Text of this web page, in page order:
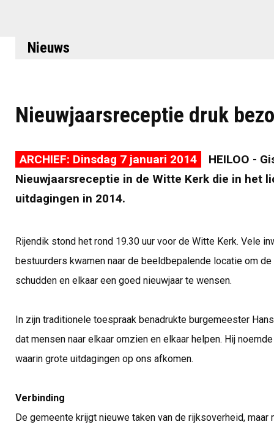
Nieuws
Nieuwjaarsreceptie druk
ARCHIEF: Dinsdag 7 januari 2014
HEILOO -
Nieuwjaarsreceptie in de Witte Kerk die in het
uitdagingen in 2014.
Rijendik stond het rond 19.30 uur voor de Witte Kerk. Vele
bestuurders kwamen naar de beeldbepalende locatie om
schudden en elkaar een goed nieuwjaar te wensen.
In zijn traditionele toespraak benadrukte burgemeester
dat mensen naar elkaar omzien en elkaar helpen. Hij
waarin grote uitdagingen op ons afkomen.
Verbinding
De gemeente krijgt nieuwe taken van de rijksoverheid,